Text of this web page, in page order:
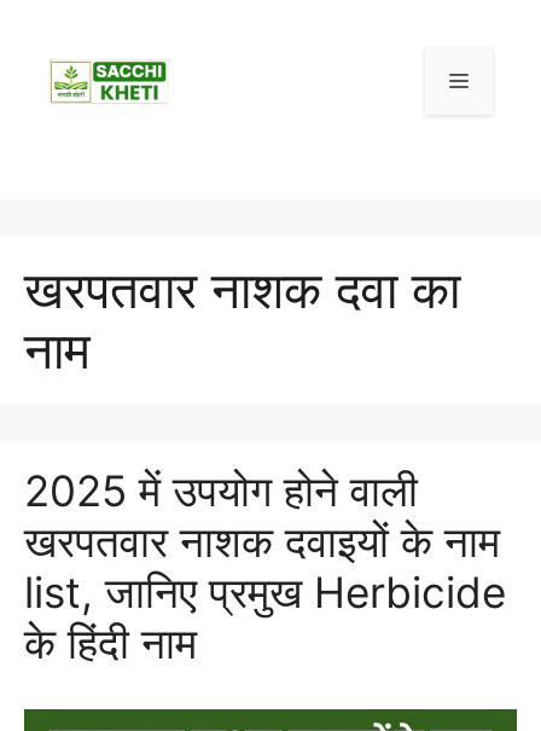
खरपतवार नाशक दवा का
नाम
2025 में उपयोग होने वाली
खरपतवार नाशक दवाइयों के नाम
list, जानिए प्रमुख Herbicide
के हिंदी नाम